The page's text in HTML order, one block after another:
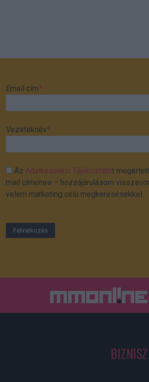
Email cím*
Vezetéknév*
AzAdatkezelési Tájékoztatót
mail címemre – hozzájárulásom
velem marketing célú megkeresésekkel.
BIZNISZ